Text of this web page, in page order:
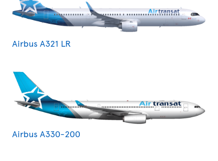
Airbus A321 LR
Airbus A330-200